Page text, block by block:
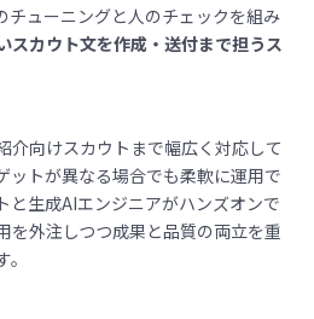
チューニングと人のチェックを組み
スカウト文を作成・送付まで担うス
介向けスカウトまで幅広く対応して
ットが異なる場合でも柔軟に運用で
と生成AIエンジニアがハンズオンで
を外注しつつ成果と品質の両立を重